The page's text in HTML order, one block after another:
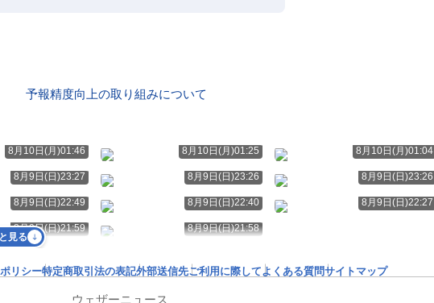
予報精度向上の取り組みについて
8月10日(月)01:46 8月10日(月)01:25 8月10日(月)01:04
8月9日(日)23:27 8月9日(日)23:26 8月9日(日)23:26
8月9日(日)22:49 8月9日(日)22:40 8月9日(日)22:27
8月9日(日)21:59 8月9日(日)21:58
見る
リシー特定商取引法の表記外部送信先ご利用に際して よくある質問サイトマップ
ウェザーニュース